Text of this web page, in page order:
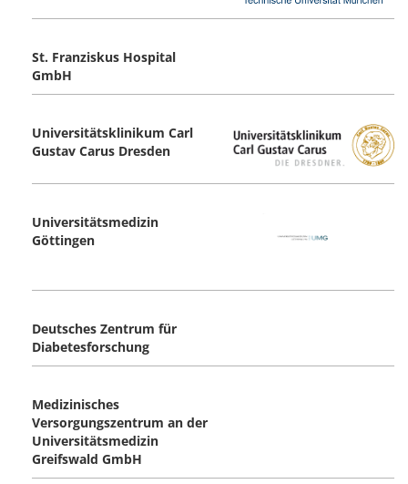
St. Franziskus Hospital
GmbH
Universitätsklinikum Carl
Gustav Carus ­Dresden
Universitätsmedizin
Göttingen
Deutsches Zentrum für
Diabetesforschung
Medizinisches
Versorgungszentrum an der
Universitätsmedizin
Greifswald GmbH